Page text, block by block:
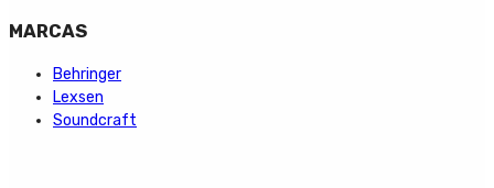
MARCAS
Behringer
Lexsen
Soundcraft